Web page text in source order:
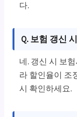
다.
Q. 보험 갱신
네. 갱신 시 보
라 할인율이 조
시 확인하세요.